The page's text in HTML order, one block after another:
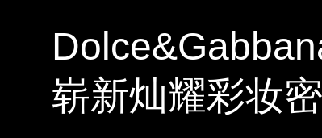
崭新灿耀彩妆